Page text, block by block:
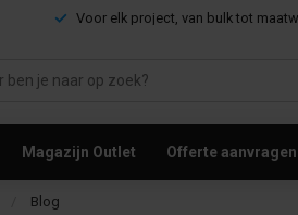
Voor elk project, van bulk tot
Magazijn Outlet Offerte aanvragen
Blog